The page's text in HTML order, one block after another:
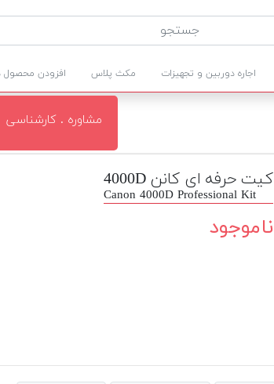
اجاره دوربین و تجهیزات مکث پلاس افزودن
مشاوره . کارشناسی
کیت حرفه ای کانن 4000D
Canon 4000D Professional Kit
ناموجود